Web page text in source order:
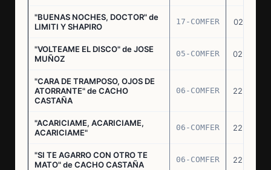
"BUENAS NOCHES, DOCTOR" de
LIMITI Y SHAPIRO
17-COMFER 02.01.76
"VOLTEAME EL DISCO" de JOSE
MUÑOZ
05-COMFER 02.02.76
"CARA DE TRAMPOSO, OJOS DE
ATORRANTE" de CACHO
CASTAÑA
06-COMFER 22.04.76
"ACARICIAME, ACARICIAME,
ACARICIAME"
06-COMFER 22.04.76
"SI TE AGARRO CON OTRO TE
MATO" de CACHO CASTAÑA
06-COMFER 22.04.76